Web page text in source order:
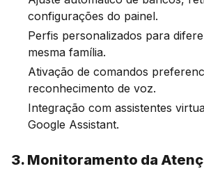
configurações do painel.
Perfis personalizados para
mesma família.
Ativação de comandos
reconhecimento de voz.
Integração com assistentes
Google Assistant.
3. Monitoramento da